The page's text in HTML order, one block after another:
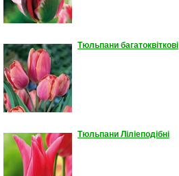
Тюльпани багатоквіткові
Тюльпани Ліліеподібні